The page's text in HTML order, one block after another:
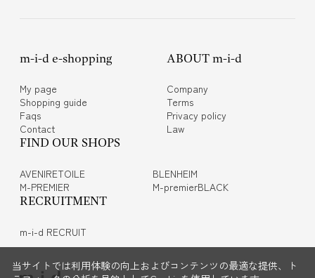
m-i-d e-shopping
My page
Shopping guide
Faqs
Contact
ABOUT m-i-d
Company
Terms
Privacy policy
Law
FIND OUR SHOPS
AVENIRETOILE
BLENHEIM
M-PREMIER
M-premierBLACK
RECRUITMENT
m-i-d RECRUIT
当サイトでは利用体験の向上およびコンテンツの最適な提供、ト